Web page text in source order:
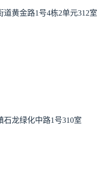
黄金路1号4栋2单元312室
石龙绿化中路1号310室